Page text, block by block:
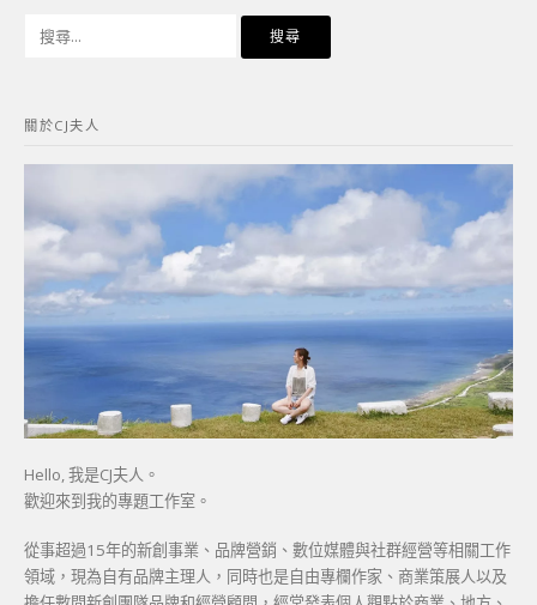
字:
關於CJ夫人
Hello, 我是CJ夫人。
歡迎來到我的專題工作室。
從事超過15年的新創事業、品牌營銷、數位媒體與社群經營等相關工作
領域，現為自有品牌主理人，同時也是自由專欄作家、商業策展人以及